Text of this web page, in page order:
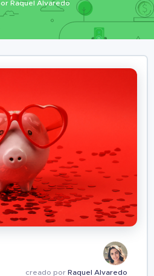
Raquel Alvaredo
creado por Raquel Alvaredo